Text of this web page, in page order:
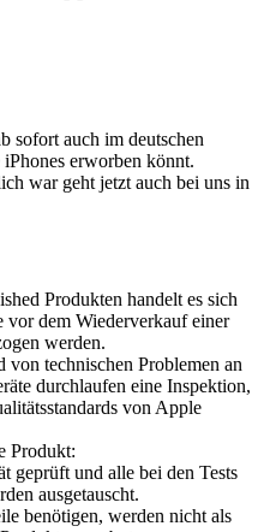
sofort auch im deutschen
erworben könnt.
war geht jetzt auch bei uns in
Produkten handelt es sich
vor dem Wiederverkauf einer
werden.
technischen Problemen an
durchlaufen eine Inspektion,
von Apple
Produkt:
geprüft und alle bei den Tests
ausgetauscht.
benötigen, werden nicht als